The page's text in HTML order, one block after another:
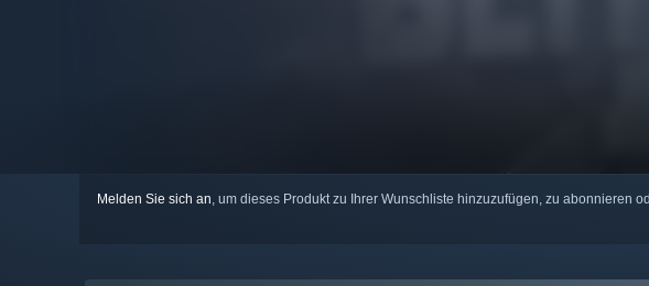
Melden Sie sich an, um dieses Produkt zu Ihrer Wunschliste hinzuzufügen, zu abonnieren